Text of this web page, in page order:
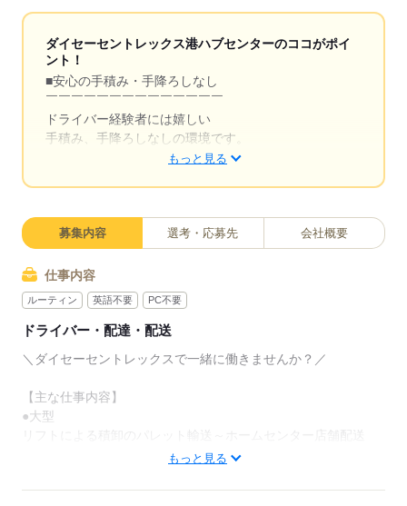
ダイセーセントレックス港ハブセンターのココがポイ
ント！
■安心の手積み・手降ろしなし
￣￣￣￣￣￣￣￣￣￣￣￣￣￣
ドライバー経験者には嬉しい
手積み、手降ろしなしの環境です。
■大手グループで安定性抜群
￣￣￣￣￣￣￣￣￣￣￣￣￣
弊社は1968年設立、2004年からは
大手食品輸送会社ダイセーグループ傘下に入り、
より安定した基盤を持つ会社に成長しています。
￣￣￣￣￣￣￣￣￣￣￣￣￣￣￣￣￣
コースによって休日は変わるので、
働きたいシフトは面接時にご相談ください！
ガッツリ稼ぎたいけど、プライベートも
もっと見る
募集内容 選考・応募先 会社概要
仕事内容
ルーティン 英語不要 PC不要
ドライバー・配達・配送
＼ダイセーセントレックスで一緒に働きませんか？／
【主な仕事内容】
●大型
リフトによる積卸のパレット輸送～ホームセンター店舗配送
郵便物や宅配物、日用雑貨の配送（配送ルートは前日決定）
もっと見る